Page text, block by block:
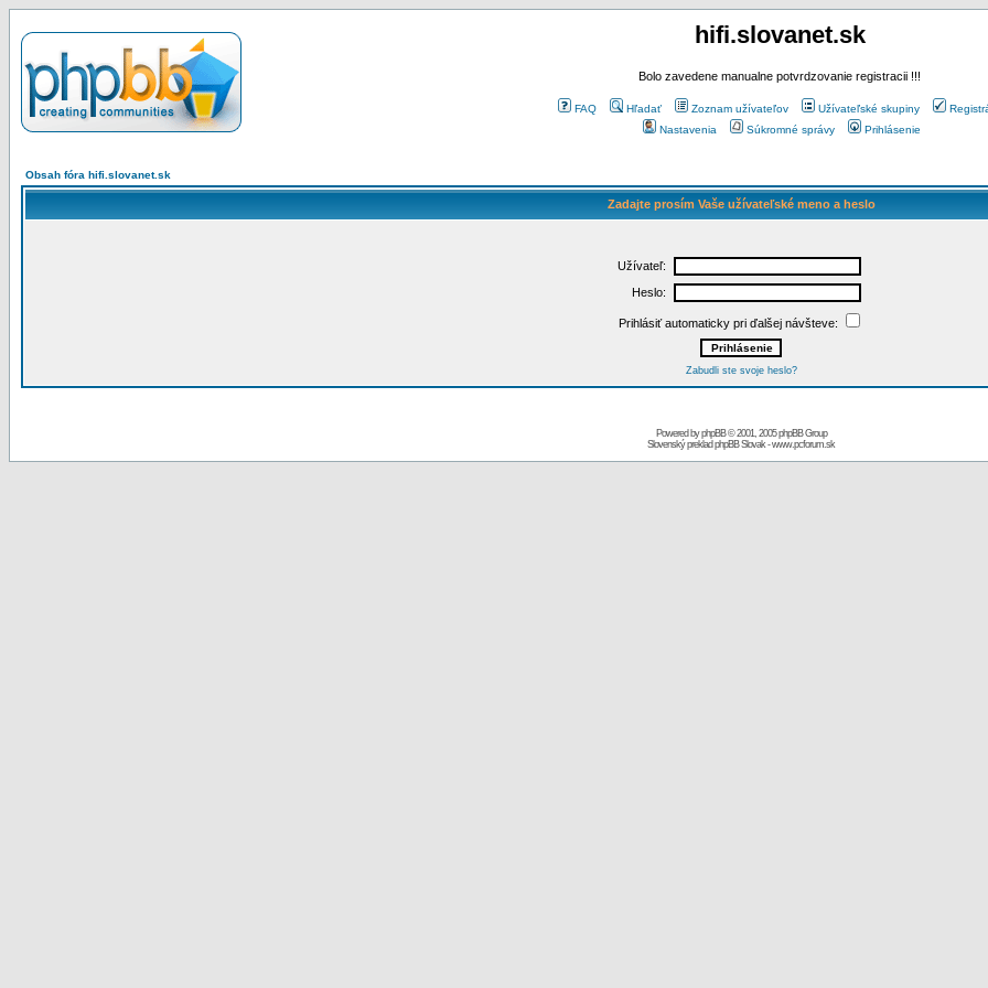
hifi.slovanet.sk
Bolo zavedene manualne potvrdzovanie registracii !!!
FAQ Hľadať Zoznam užívateľov Užívateľské skupiny
Nastavenia
Súkromné správy Prihlásenie
Obsah fóra hifi.slovanet.sk
Zadajte prosím Vaše užívateľské meno a heslo
Užívateľ:
Heslo:
Prihlásiť automaticky pri ďalšej návšteve:
Zabudli ste svoje heslo?
Powered byphpBB© 2001, 2005 phpBB Group
Slovenský preklad phpBB Slovak-www.pcforum.sk